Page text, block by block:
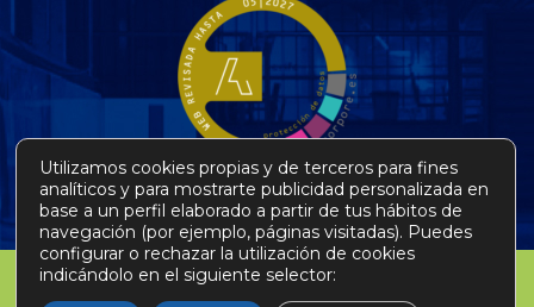
Utilizamos cookies propias y de terceros para fines
analíticos y para mostrarte publicidad personalizada en
base a un perfil elaborado a partir de tus hábitos de
navegación (por ejemplo, páginas visitadas). Puedes
configurar o rechazar la utilización de cookies
indicándolo en el siguiente selector: